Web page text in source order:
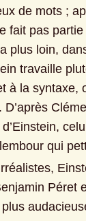
de mots ;
fait pas
plus loin,
travaille
à la syntaxe,
Péret
plus